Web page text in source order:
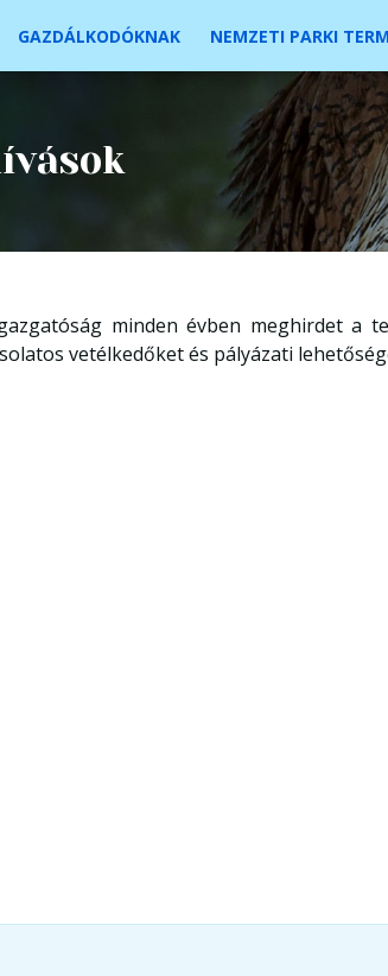
GAZDÁLKODÓKNAK NEMZETI PARKI
minden évben meghirdet a
vetélkedőket és pályázati